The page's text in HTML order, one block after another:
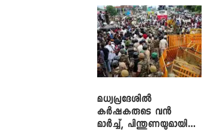
മധ്യപ്രദേശിൽ
കർഷകരുടെ വൻ
മാർച്ച്, പിന്തുണയുമായി